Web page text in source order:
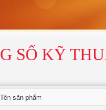
SỐ KỸ
Tên sản phẩm